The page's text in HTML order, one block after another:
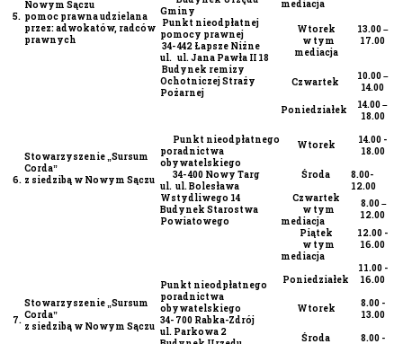
5.
Nowym Sączu
pomoc prawna udzielana
przez: adwokatów, radców
prawnych
Gminy
mediacja
Punkt nieodpłatnej
pomocy prawnej
34- 442 Łapsze Niżne
ul. ul. Jana Pawła II 18
Budynek remizy
Ochotniczej Straży
Pożarnej
Wtorek
w tym
mediacja
13.00 –
17.00
Czwartek
10.00 –
14.00
6.
Stowarzyszenie „Sursum
Corda”
z siedzibą w Nowym Sączu
Punkt nieodpłatnego
poradnictwa
obywatelskiego
34- 400 Nowy Targ
ul. ul. Bolesława
Wstydliwego 14
Budynek Starostwa
Powiatowego
Poniedziałek
14.00 –
18.00
Wtorek
14.00 -
18.00
Środa
8.00-
12.00
Czwartek
w tym
mediacja
8.00 –
12.00
Piątek
w tym
mediacja
12.00 -
16.00
7.
Stowarzyszenie „Sursum
Corda”
z siedzibą w Nowym Sączu
Punkt nieodpłatnego
poradnictwa
obywatelskiego
34- 700 Rabka-Zdrój
ul. Parkowa 2
Poniedziałek
11.00 -
16.00
Wtorek
8.00 -
13.00
Środa
8.00 -